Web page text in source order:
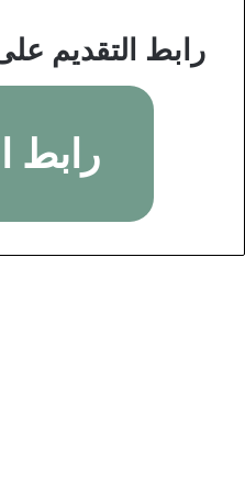
رابط التقديم
رابط